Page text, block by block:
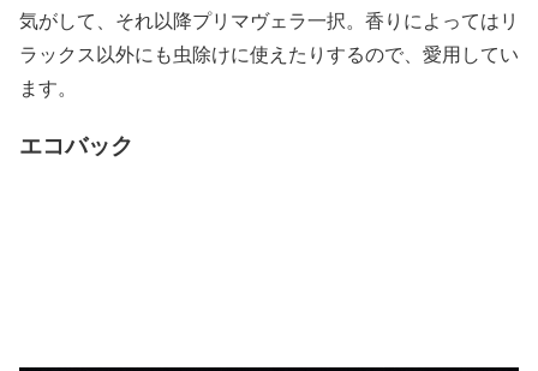
気がして、それ以降プリマヴェラ一択。香りによってはリ
ラックス以外にも虫除けに使えたりするので、愛用してい
ます。
エコバック